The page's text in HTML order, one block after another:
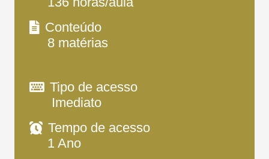
Conteúdo
8 matérias
Tipo de acesso
Imediato
Tempo de acesso
1 Ano